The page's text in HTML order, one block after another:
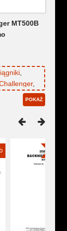
MT500B
,
,
POKAŻ